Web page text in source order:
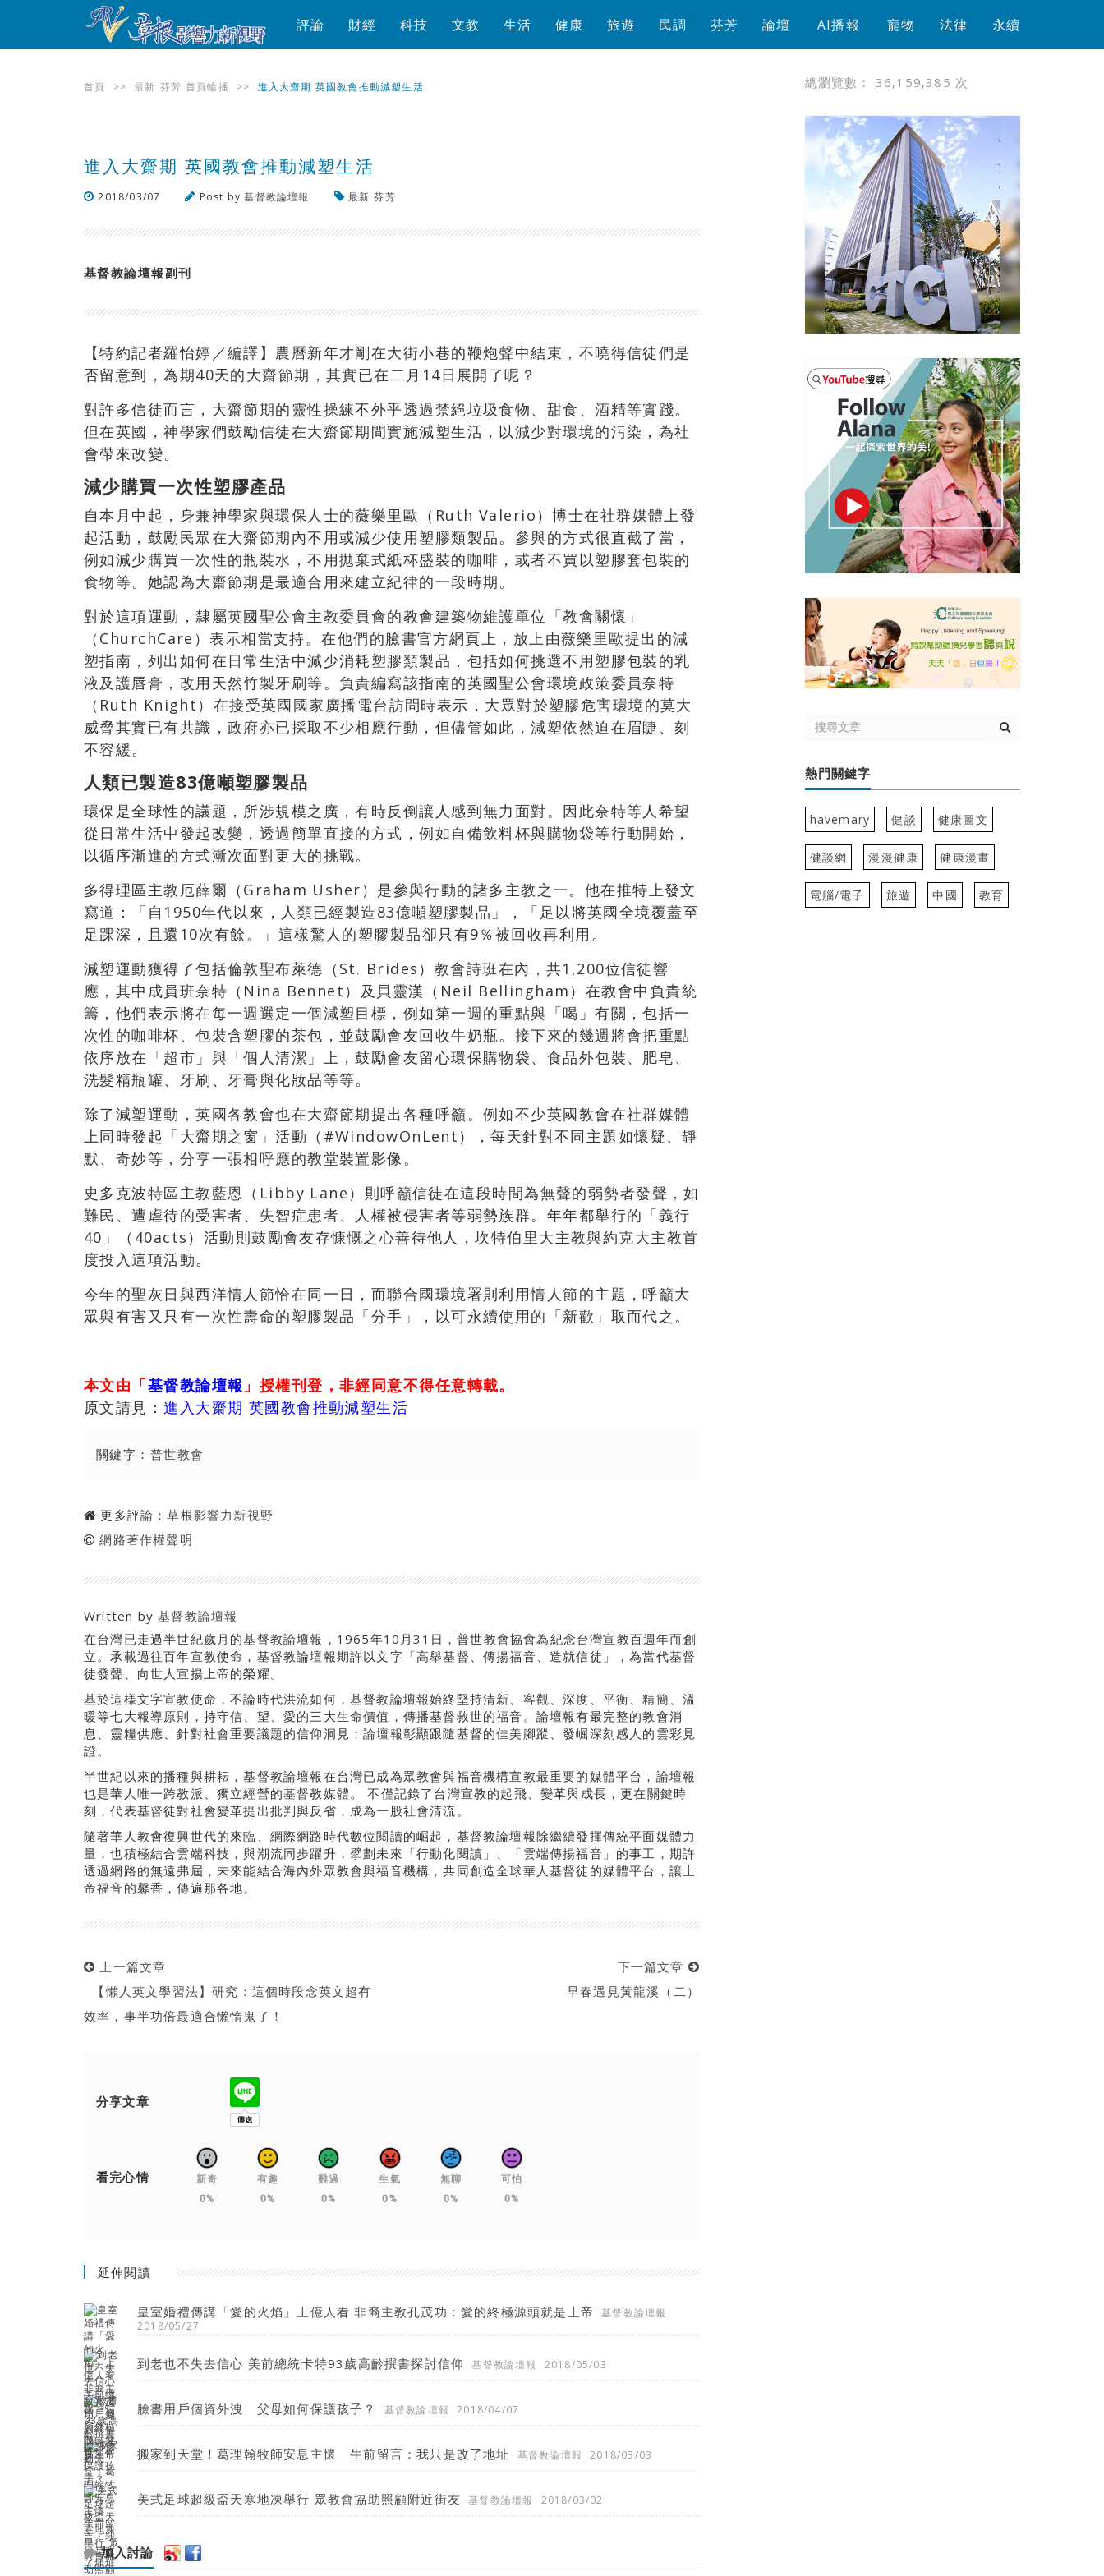
評論 財經 科技 文教 生活 健康 旅遊 民調 芬芳 論壇 AI播報 寵物 法律 永續
首頁 >> 最新 芬芳 首頁輪播 >> 進入大齋期 英國教會推動減塑生活
進入大齋期 英國教會推動減塑生活
2018/03/07 Post by基督教論壇報 最新 芬芳
基督教論壇報副刊
【特約記者羅怡婷／編譯】農曆新年才剛在大街小巷的鞭炮聲中結束，不曉得信徒們是
否留意到，為期40天的大齋節期，其實已在二月14日展開了呢？
對許多信徒而言，大齋節期的靈性操練不外乎透過禁絕垃圾食物、甜食、酒精等實踐。
但在英國，神學家們鼓勵信徒在大齋節期間實施減塑生活，以減少對環境的污染，為社
會帶來改變。
減少購買一次性塑膠產品
自本月中起，身兼神學家與環保人士的薇樂里歐（Ruth Valerio）博士在社群媒體上發
起活動，鼓勵民眾在大齋節期內不用或減少使用塑膠類製品。參與的方式很直截了當，
例如減少購買一次性的瓶裝水，不用拋棄式紙杯盛裝的咖啡，或者不買以塑膠套包裝的
食物等。她認為大齋節期是最適合用來建立紀律的一段時期。
對於這項運動，隸屬英國聖公會主教委員會的教會建築物維護單位「教會關懷」
（ChurchCare）表示相當支持。在他們的臉書官方網頁上，放上由薇樂里歐提出的減
塑指南，列出如何在日常生活中減少消耗塑膠類製品，包括如何挑選不用塑膠包裝的乳
液及護唇膏，改用天然竹製牙刷等。負責編寫該指南的英國聖公會環境政策委員奈特
（Ruth Knight）在接受英國國家廣播電台訪問時表示，大眾對於塑膠危害環境的莫大
威脅其實已有共識，政府亦已採取不少相應行動，但儘管如此，減塑依然迫在眉睫、刻
不容緩。
人類已製造83億噸塑膠製品
環保是全球性的議題，所涉規模之廣，有時反倒讓人感到無力面對。因此奈特等人希望
從日常生活中發起改變，透過簡單直接的方式，例如自備飲料杯與購物袋等行動開始，
以循序漸進的方式漸次面對更大的挑戰。
多得理區主教厄薛爾（Graham Usher）是參與行動的諸多主教之一。他在推特上發文
寫道：「自1950年代以來，人類已經製造83億噸塑膠製品」，「足以將英國全境覆蓋至
足踝深，且還10次有餘。」這樣驚人的塑膠製品卻只有9％被回收再利用。
減塑運動獲得了包括倫敦聖布萊德（St. Brides）教會詩班在內，共1,200位信徒響
應，其中成員班奈特（Nina Bennet）及貝靈漢（Neil Bellingham）在教會中負責統
籌，他們表示將在每一週選定一個減塑目標，例如第一週的重點與「喝」有關，包括一
次性的咖啡杯、包裝含塑膠的茶包，並鼓勵會友回收牛奶瓶。接下來的幾週將會把重點
依序放在「超市」與「個人清潔」上，鼓勵會友留心環保購物袋、食品外包裝、肥皂、
洗髮精瓶罐、牙刷、牙膏與化妝品等等。
除了減塑運動，英國各教會也在大齋節期提出各種呼籲。例如不少英國教會在社群媒體
上同時發起「大齋期之窗」活動（#WindowOnLent），每天針對不同主題如懷疑、靜
默、奇妙等，分享一張相呼應的教堂裝置影像。
史多克波特區主教藍恩（Libby Lane）則呼籲信徒在這段時間為無聲的弱勢者發聲，如
難民、遭虐待的受害者、失智症患者、人權被侵害者等弱勢族群。年年都舉行的「義行
40」（40acts）活動則鼓勵會友存慷慨之心善待他人，坎特伯里大主教與約克大主教首
度投入這項活動。
今年的聖灰日與西洋情人節恰在同一日，而聯合國環境署則利用情人節的主題，呼籲大
眾與有害又只有一次性壽命的塑膠製品「分手」，以可永續使用的「新歡」取而代之。
本文由「基督教論壇報 」授權刊登，非經同意不得任意轉載。
原文請見：進入大齋期 英國教會推動減塑生活
關鍵字： 普世教會
更多評論：草根影響力新視野
網路著作權聲明
Written by基督教論壇報
在台灣已走過半世紀歲月的基督教論壇報，1965年10月31日，普世教會協會為紀念台灣宣教百週年而創
立。承載過往百年宣教使命，基督教論壇報期許以文字「高舉基督、傳揚福音、造就信徒」，為當代基督
徒發聲、向世人宣揚上帝的榮耀。
基於這樣文字宣教使命，不論時代洪流如何，基督教論壇報始終堅持清新、客觀、深度、平衡、精簡、溫
暖等七大報導原則，持守信、望、愛的三大生命價值，傳播基督救世的福音。論壇報有最完整的教會消
息、靈糧供應、針對社會重要議題的信仰洞見；論壇報彰顯跟隨基督的佳美腳蹤、發崛深刻感人的雲彩見
證。
半世紀以來的播種與耕耘，基督教論壇報在台灣已成為眾教會與福音機構宣教最重要的媒體平台，論壇報
也是華人唯一跨教派、獨立經營的基督教媒體。 不僅記錄了台灣宣教的起飛、變革與成長，更在關鍵時
刻，代表基督徒對社會變革提出批判與反省，成為一股社會清流。
隨著華人教會復興世代的來臨、網際網路時代數位閱讀的崛起，基督教論壇報除繼續發揮傳統平面媒體力
量，也積極結合雲端科技，與潮流同步躍升，擘劃未來「行動化閱讀」、「雲端傳揚福音」的事工，期許
透過網路的無遠弗屆，未來能結合海內外眾教會與福音機構，共同創造全球華人基督徒的媒體平台，讓上
帝福音的馨香，傳遍那各地。
上一篇文章
【懶人英文學習法】研究：這個時段念英文超有
效率，事半功倍最適合懶惰鬼了！
下一篇文章
早春遇見黃龍溪（二）
分享文章
看完心情
新奇
0%
有趣
0%
難過
0%
生氣
0%
無聊
0%
可怕
0%
延伸閱讀
皇室婚禮傳講「愛的火焰」上億人看 非裔主教孔茂功：愛的終極源頭就是上帝
基督教論壇報
2018/05/27
到老也不失去信心 美前總統卡特93歲高齡撰書探討信仰 基督教論壇報 2018/05/03
臉書用戶個資外洩 父母如何保護孩子？ 基督教論壇報 2018/04/07
搬家到天堂！葛理翰牧師安息主懷 生前留言：我只是改了地址 基督教論壇報 2018/03/03
美式足球超級盃天寒地凍舉行 眾教會協助照顧附近街友 基督教論壇報 2018/03/02
加入討論
總瀏覽數： 36,159,385 次
熱門關鍵字
havemary 健談 健康圖文
健談網 漫漫健康 健康漫畫
電腦/電子 旅遊 中國 教育